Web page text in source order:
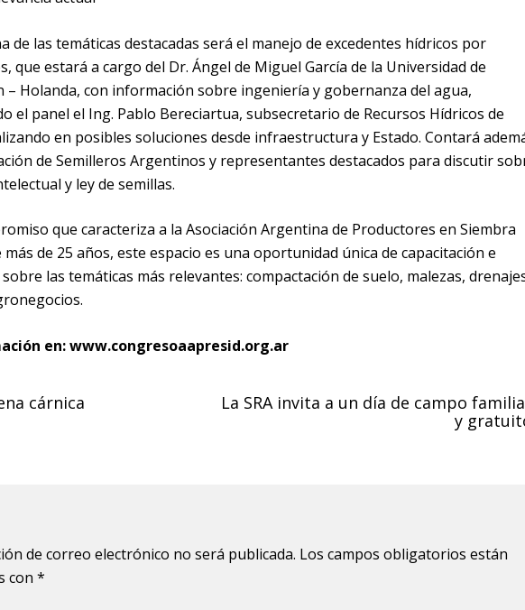
de las temáticas destacadas será el manejo de excedentes hídricos por
que estará a cargo del Dr. Ángel de Miguel García de la Universidad de
– Holanda, con información sobre ingeniería y gobernanza del agua,
el panel el Ing. Pablo Bereciartua, subsecretario de Recursos Hídricos de
en posibles soluciones desde infraestructura y Estado. Contará
de Semilleros Argentinos y representantes destacados para discutir
y ley de semillas.
que caracteriza a la Asociación Argentina de Productores en Siembra
más de 25 años, este espacio es una oportunidad única de capacitación e
las temáticas más relevantes: compactación de suelo, malezas,
en: www.congresoaapresid.org.ar
cárnica
La SRA invita a un día de campo
y
de correo electrónico no será publicada. Los campos obligatorios están
con *